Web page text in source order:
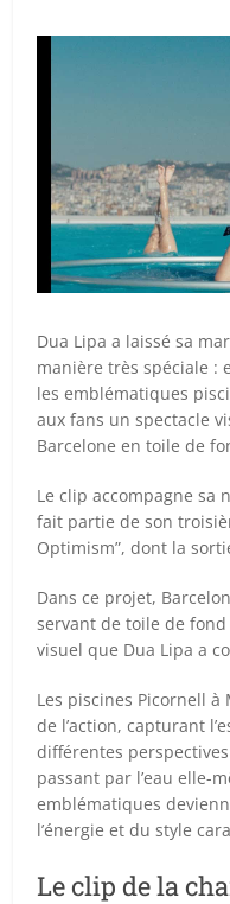
Dua Lipa a laissé sa
manière très spéciale :
les emblématiques
aux fans un spectacle
Barcelone en toile de
Le clip accompagne sa
fait partie de son
Optimism”, dont la
Dans ce projet,
servant de toile de
visuel que Dua Lipa a
Les piscines Picornell
de l’action, capturant
différentes
passant par l’eau elle-
emblématiques
l’énergie et du style
Le clip de la